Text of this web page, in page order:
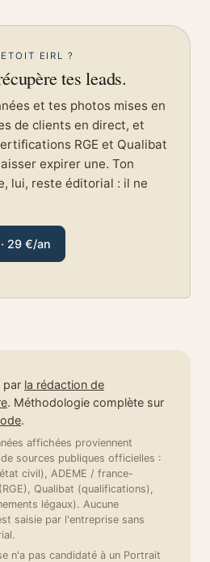
EIRL ?
tes leads.
et tes photos mises en
de clients en direct, et
RGE et Qualibat
expirer une. Ton
lui, reste éditorial : il ne
29 €/an
par la rédaction de
. Méthodologie complète sur
.
affichées proviennent
sources publiques officielles :
civil), ADEME / france-
Qualibat (qualifications),
légaux). Aucune
saisie par l'entreprise sans
n'a pas candidaté à un Portrait